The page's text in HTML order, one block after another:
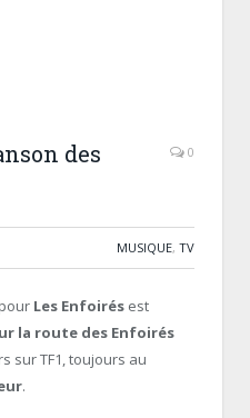
des
0
MUSIQUE, TV
Les Enfoirés est
la route des Enfoirés
sur TF1, toujours au
.